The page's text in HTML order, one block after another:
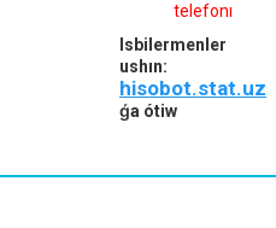
telefonı
Isbilermenler
ushın:
hisobot.stat.uz
ǵa ótiw